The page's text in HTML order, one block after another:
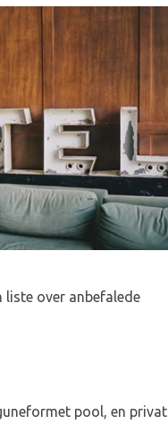
liste over anbefalede
pool, en privat